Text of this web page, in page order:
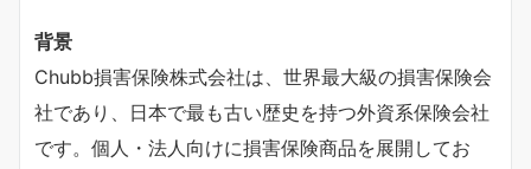
背景
Chubb損害保険株式会社は、世界最大級の損害保険会
社であり、日本で最も古い歴史を持つ外資系保険会社
です。個人・法人向けに損害保険商品を展開してお